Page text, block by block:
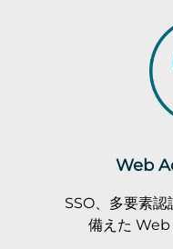
Web
SSO、多要素
備えた Web